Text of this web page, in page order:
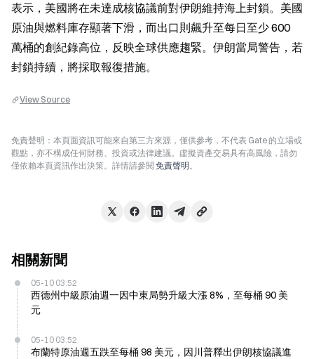
表示，美國將在未達成核協議前對伊朗維持海上封鎖。美國
原油與燃料庫存顯著下滑，而出口則飆升至每日至少 600
萬桶的創紀錄高位，反映全球供應趨緊。伊朗當局警告，若
封鎖持續，將採取報復措施。
View Source
免責聲明：本頁面資訊可能來自第三方來源，僅供參考，不代表 Gate 的立場或
觀點，亦不構成任何財務、投資或法律建議。虛擬資產交易具有高風險，請勿
僅依賴本頁資訊作出決策。詳情請參閱 免責聲明。
相關新聞
05-10 03:52
西德州中級原油週一因中東局勢升級大漲 8%，至每桶 90 美
元
05-10 03:52
布蘭特原油週五跌至每桶 98 美元，因川普釋出伊朗核協議進